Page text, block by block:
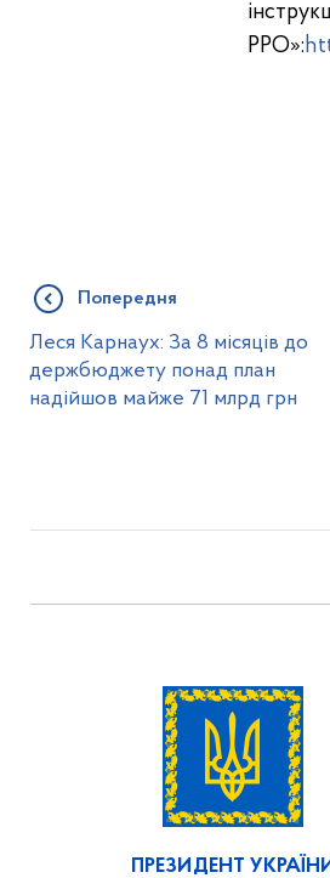
РРО»:
Попередня
Леся Карнаух: За 8 місяців до
держбюджету понад план
надійшов майже 71 млрд грн
ПРЕЗИДЕНТ УКРАЇНИ